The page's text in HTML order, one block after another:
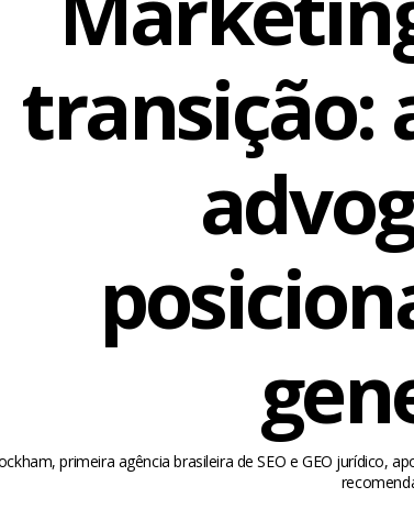
transição:
primeira agência brasileira de SEO e GEO jurídico,